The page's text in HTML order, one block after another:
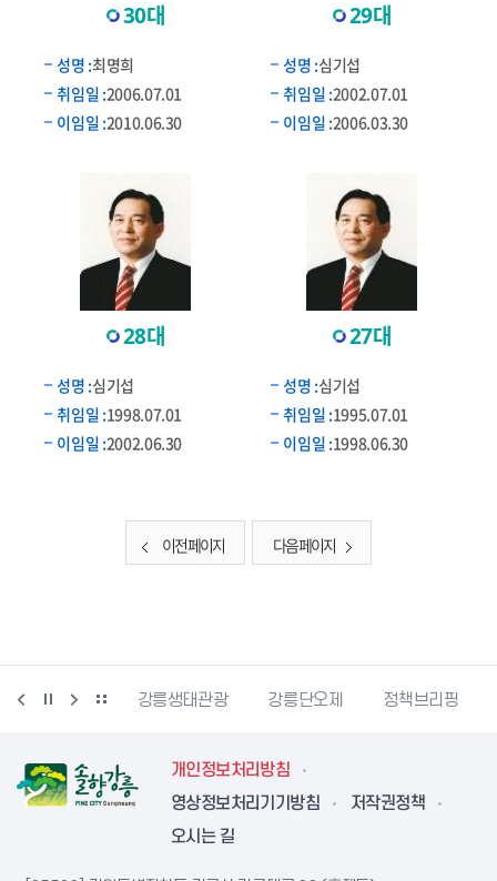
30대
성명 :최명희
취임일 :2006.07.01
이임일 :2010.06.30
29대
성명 :심기섭
취임일 :2002.07.01
이임일 :2006.03.30
28대
성명 :심기섭
취임일 :1998.07.01
이임일 :2002.06.30
27대
성명 :심기섭
취임일 :1995.07.01
이임일 :1998.06.30
이전 페이지 다음 페이지
동물사랑센터 강릉생태관광 강릉단오제 정책브리핑
개인정보처리방침
영상정보처리기기방침
저작권정책
오시는 길